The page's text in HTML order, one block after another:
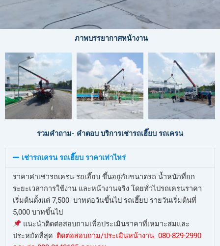
ภาพบรรยากาศหน้างาน
รวมคำถาม- คำตอบ บริการเช่ารถเฮี๊ยบ รถเครน
เช่ารถเครน รถเฮี๊ยบ ราคาเท่าไหร่
ราคาค่าเช่ารถเครน รถเฮี๊ยบ ขึ้นอยู่กับขนาดรถ น้ำหนักที่ยก
ระยะเวลาการใช้งาน และหน้างานจริง โดยทั่วไปรถเครนราคา
เริ่มต้นตั้งแต่ 7,500 บาทต่อวันขึ้นไป รถเฮี๊ยบ รายวันเริ่มต้นที่
5,000 บาทขึ้นไป
แนะนำติดต่อสอบถามเพื่อประเมินราคาที่เหมาะสมและ
ประหยัดที่สุด ติดต่อสอบถาม/ประเมินหน้างาน 080-829-2990